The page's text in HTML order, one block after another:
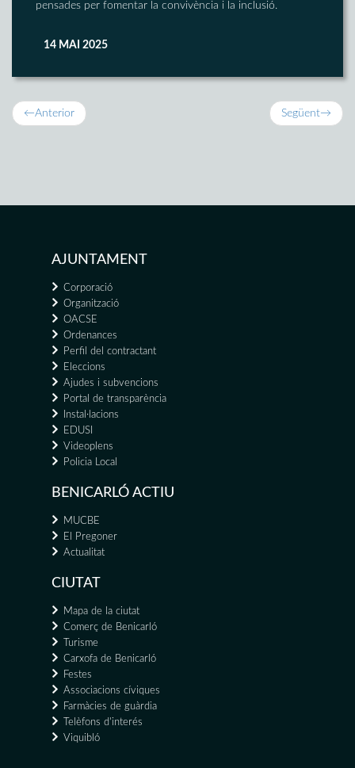
pensades per fomentar la convivència i la inclusió.
14 MAI 2025
←Anterior Següent→
AJUNTAMENT
Corporació
Organització
OACSE
Ordenances
Perfil del contractant
Eleccions
Ajudes i subvencions
Portal de transparència
Instal·lacions
EDUSI
Videoplens
Policia Local
BENICARLÓ ACTIU
MUCBE
El Pregoner
Actualitat
CIUTAT
Mapa de la ciutat
Comerç de Benicarló
Turisme
Carxofa de Benicarló
Festes
Associacions cíviques
Farmàcies de guàrdia
Telèfons d'interés
Viquibló